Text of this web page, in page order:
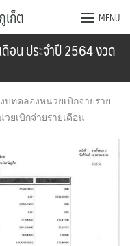
ก็ต MENU
ดือน ประจำปี 2564 งวด
บทดลองหน่วยเบิกจ่ายราย
ยเบิกจ่ายรายเดือน